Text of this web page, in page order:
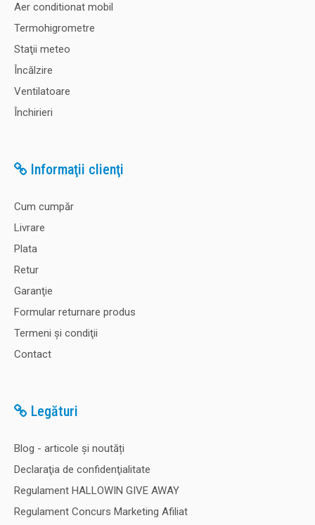
Aer conditionat mobil
Termohigrometre
Staţii meteo
Încălzire
Ventilatoare
Închirieri
Informaţii clienţi
Cum cumpăr
Livrare
Plata
Retur
Garanţie
Formular returnare produs
Termeni şi condiţii
Contact
Legături
Blog - articole și noutăți
Declaraţia de confidenţialitate
Regulament HALLOWIN GIVE AWAY
Regulament Concurs Marketing Afiliat